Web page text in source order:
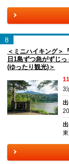
8
＜ミニハイキング＞
日1島ずつ急がずじ
(ゆったり観光)＞
3